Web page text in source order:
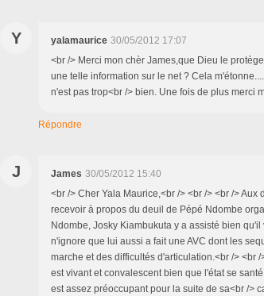
Y yalamaurice 30/05/2012 17:07
<br /> Merci mon chèr James,que Dieu le
une telle information sur le net ? Cela
n'est pas trop<br /> bien. Une fois de plus merci
Répondre
J James 30/05/2012 15:40
<br /> Cher Yala Maurice,<br /> <br /> <br />
recevoir à propos du deuil de Pépé Ndombe
Ndombe, Josky Kiambukuta y a assisté bien
n'ignore que lui aussi a fait une AVC dont les
marche et des difficultés d'articulation.<br /> <br
est vivant et convalescent bien que l'état se
est assez préoccupant pour la suite de sa<br />